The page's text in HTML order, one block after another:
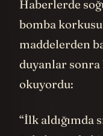
Haberlerde
bomba
maddelerden
duyanlar sonra
okuyordu:
“İlk